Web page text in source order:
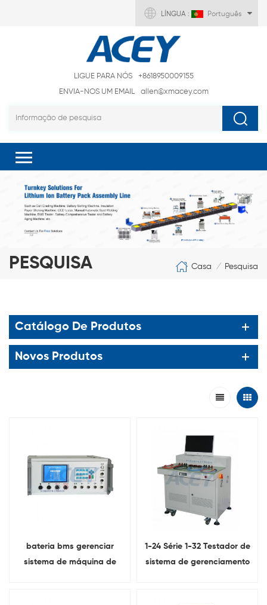
LÍNGUA : Português
LIGUE PARA NÓS
+8618950009155
ENVIA-NOS UM EMAIL
allen@xmacey.com
PESQUISA Casa / Pesquisa
Catálogo De Produtos
Novos Produtos
bateria bms gerenciar
sistema de máquina de
1-24 Série 1-32 Testador de
sistema de gerenciamento